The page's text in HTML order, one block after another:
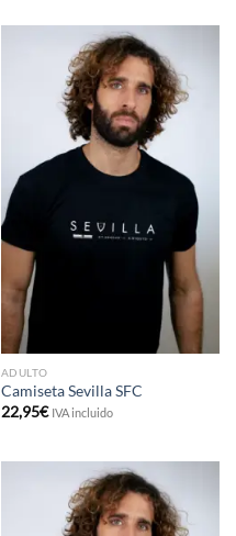
ADULTO
Camiseta Sevilla SFC
22,95€ IVA incluido